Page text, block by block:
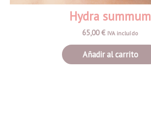
Hydra summum
65,00€ IVA incluído
Añadir al carrito